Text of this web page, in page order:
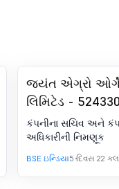
જયંત એગ્રો
લિમિટેડ -
સેક્રેટરી અને
ઑફિસરની નિમણૂક
કંપનીના સચિવ અને
અધિકારીની નિમણૂક
BSE ઇન્ડિયા5 દિવસ 22